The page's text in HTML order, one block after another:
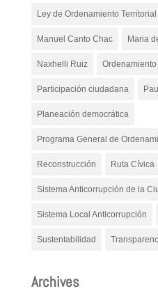
Ley de Ordenamiento Territorial
Manuel Canto Chac Maria
Naxhelli Ruiz Ordenamiento
Participación ciudadana
Planeación democrática
Programa General de
Reconstrucción Ruta Cívica
Sistema Anticorrupción de la
Sistema Local Anticorrupción
Sustentabilidad
Archives